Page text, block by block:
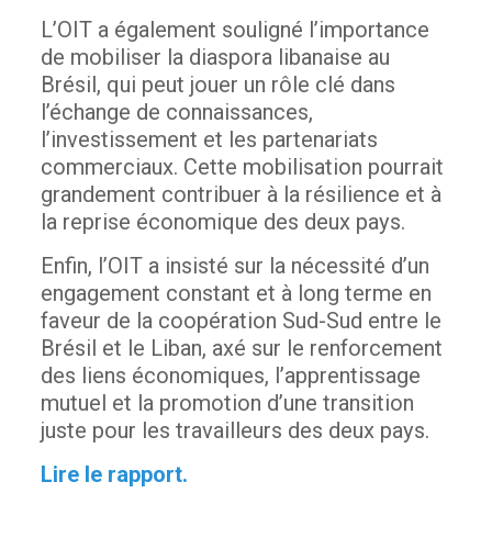
L’OIT a également souligné l’importance
de mobiliser la diaspora libanaise au
Brésil, qui peut jouer un rôle clé dans
l’échange de connaissances,
l’investissement et les partenariats
commerciaux. Cette mobilisation pourrait
grandement contribuer à la résilience et à
la reprise économique des deux pays.
Enfin, l’OIT a insisté sur la nécessité d’un
engagement constant et à long terme en
faveur de la coopération Sud-Sud entre le
Brésil et le Liban, axé sur le renforcement
des liens économiques, l’apprentissage
mutuel et la promotion d’une transition
juste pour les travailleurs des deux pays.
Lire le rapport.